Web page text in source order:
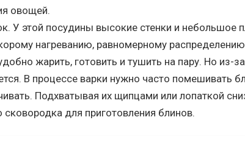
овощей.
У этой посудины высокие стенки и небольшое
нагреванию, равномерному
жарить, готовить и тушить на пару. Но из-
В процессе варки нужно часто помешивать
Подхватывая их щипцами или лопаткой
сковородка для приготовления блинов.